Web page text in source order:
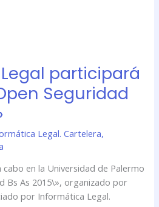
participará
Seguridad
Legal. Cartelera,
cabo en la Universidad de Palermo
Bs As 2015\», organizado por
por Informática Legal.